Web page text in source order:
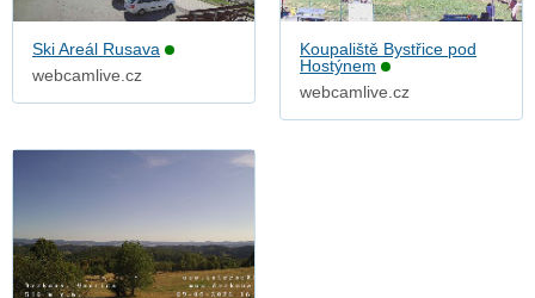
Ski Areál Rusava
webcamlive.cz
Koupaliště Bystřice pod
Hostýnem
webcamlive.cz